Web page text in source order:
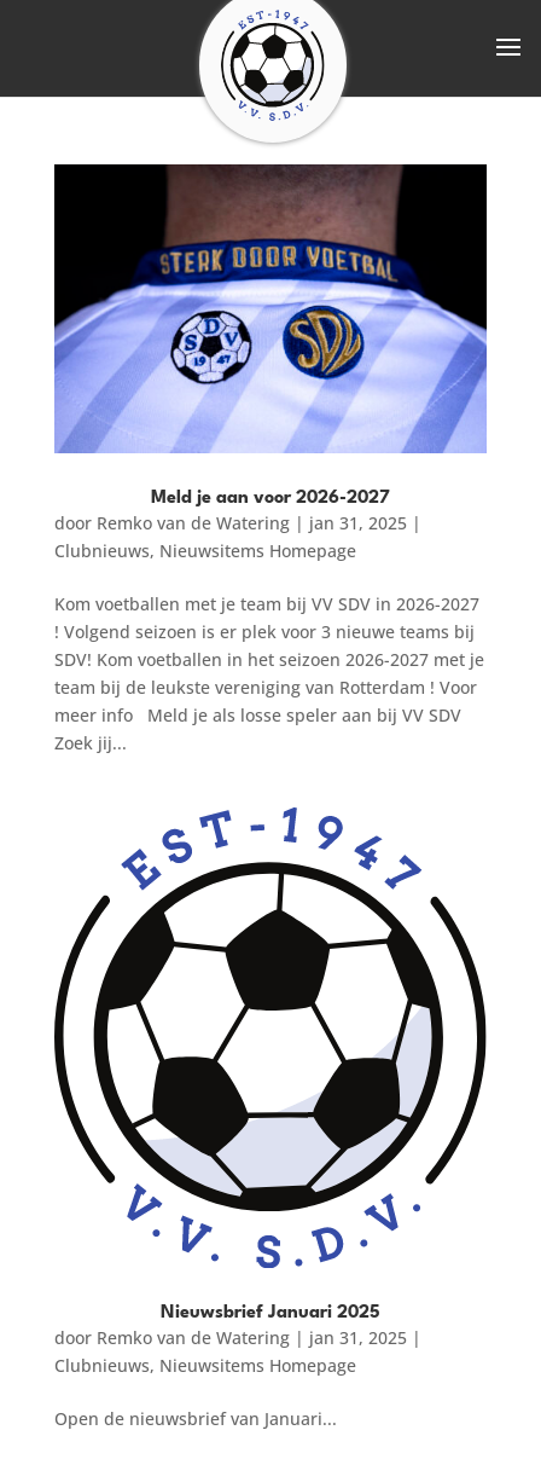
Meld je aan voor 2026-2027
door Remko van de Watering| jan 31, 2025|
Clubnieuws, Nieuwsitems Homepage
Kom voetballen met je team bij VV SDV in 2026-2027
! Volgend seizoen is er plek voor 3 nieuwe teams bij
SDV! Kom voetballen in het seizoen 2026-2027 met je
team bij de leukste vereniging van Rotterdam ! Voor
meer info Meld je als losse speler aan bij VV SDV
Zoek jij...
Nieuwsbrief Januari 2025
door Remko van de Watering| jan 31, 2025|
Clubnieuws, Nieuwsitems Homepage
Open de nieuwsbrief van Januari...